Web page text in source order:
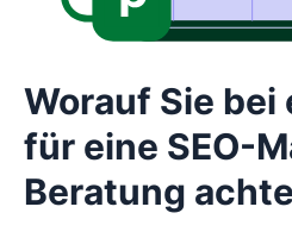
Worauf Sie bei
für eine SEO-
Beratung